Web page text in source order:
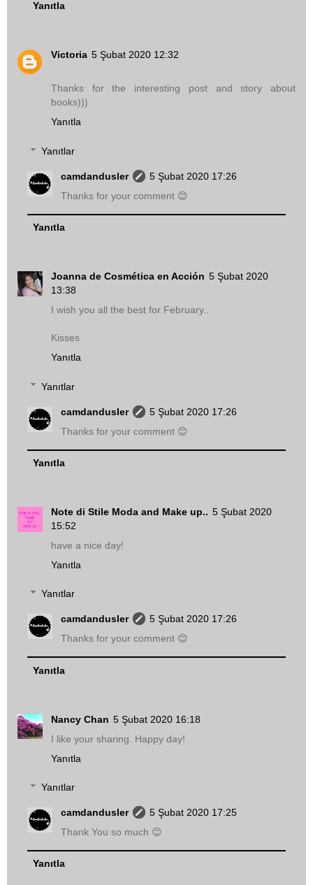
Yanıtla
Victoria 5 Şubat 2020 12:32
Thanks for the interesting post and story about
books)))
Yanıtla
Yanıtlar
camdandusler
5 Şubat 2020 17:26
Thanks for your comment 😊
Yanıtla
Joanna de Cosmética en Acción 5 Şubat 2020
13:38
I wish you all the best for February..
Kisses
Yanıtla
Yanıtlar
camdandusler
5 Şubat 2020 17:26
Thanks for your comment 😊
Yanıtla
Note di Stile Moda and Make up.. 5 Şubat 2020
15:52
have a nice day!
Yanıtla
Yanıtlar
camdandusler
5 Şubat 2020 17:26
Thanks for your comment 😊
Yanıtla
Nancy Chan 5 Şubat 2020 16:18
I like your sharing. Happy day!
Yanıtla
Yanıtlar
camdandusler
5 Şubat 2020 17:25
Thank You so much 😊
Yanıtla